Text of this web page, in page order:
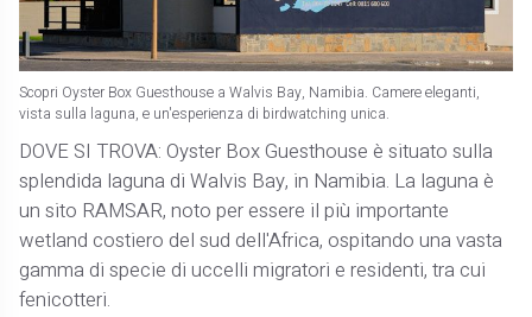
Scopri Oyster Box Guesthouse a Walvis Bay, Namibia. Camere eleganti,
vista sulla laguna, e un'esperienza di birdwatching unica.
DOVE SI TROVA: Oyster Box Guesthouse è situato sulla
splendida laguna di Walvis Bay, in Namibia. La laguna è
un sito RAMSAR, noto per essere il più importante
wetland costiero del sud dell'Africa, ospitando una vasta
gamma di specie di uccelli migratori e residenti, tra cui
fenicotteri.